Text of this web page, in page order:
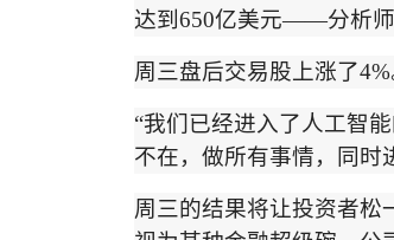
达到 650亿美元——分析
周三盘后交易股上涨了4%
“我们已经进入了人工智能
不在，做所有事情，同时
周三的结果将让投资者松